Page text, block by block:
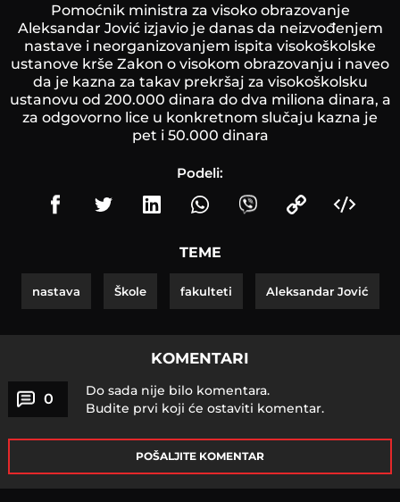
Pomoćnik ministra za visoko obrazovanje
Aleksandar Jović izjavio je danas da neizvođenjem
nastave i neorganizovanjem ispita visokoškolske
ustanove krše Zakon o visokom obrazovanju i naveo
da je kazna za takav prekršaj za visokoškolsku
ustanovu od 200.000 dinara do dva miliona dinara, a
za odgovorno lice u konkretnom slučaju kazna je
pet i 50.000 dinara
Podeli:
TEME
nastava Škole fakulteti Aleksandar Jović
KOMENTARI
0
Do sada nije bilo komentara.
Budite prvi koji će ostaviti komentar.
POŠALJITE KOMENTAR